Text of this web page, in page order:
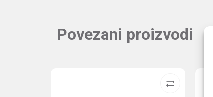
Povezani proizvodi